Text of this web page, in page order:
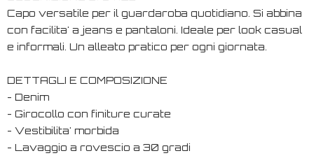
Capo versatile per il guardaroba quotidiano. Si abbina
con facilita' a jeans e pantaloni. Ideale per look casual
e informali. Un alleato pratico per ogni giornata.
DETTAGLI E COMPOSIZIONE
- Denim
- Girocollo con finiture curate
- Vestibilita' morbida
- Lavaggio a rovescio a 30 gradi